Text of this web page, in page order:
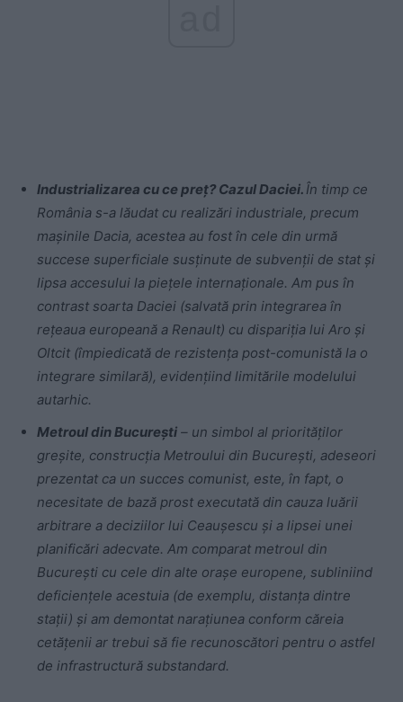
Industrializarea cu ce preț? Cazul Daciei. În timp ce
România s-a lăudat cu realizări industriale, precum
mașinile Dacia, acestea au fost în cele din urmă
succese superficiale susținute de subvenții de stat și
lipsa accesului la piețele internaționale. Am pus în
contrast soarta Daciei (salvată prin integrarea în
rețeaua europeană a Renault) cu dispariția lui Aro și
Oltcit (împiedicată de rezistența post-comunistă la o
integrare similară), evidențiind limitările modelului
autarhic.
Metroul din București – un simbol al priorităților
greșite, construcția Metroului din București, adeseori
prezentat ca un succes comunist, este, în fapt, o
necesitate de bază prost executată din cauza luării
arbitrare a deciziilor lui Ceaușescu și a lipsei unei
planificări adecvate. Am comparat metroul din
București cu cele din alte orașe europene, subliniind
deficiențele acestuia (de exemplu, distanța dintre
stații) și am demontat narațiunea conform căreia
cetățenii ar trebui să fie recunoscători pentru o astfel
de infrastructură substandard.